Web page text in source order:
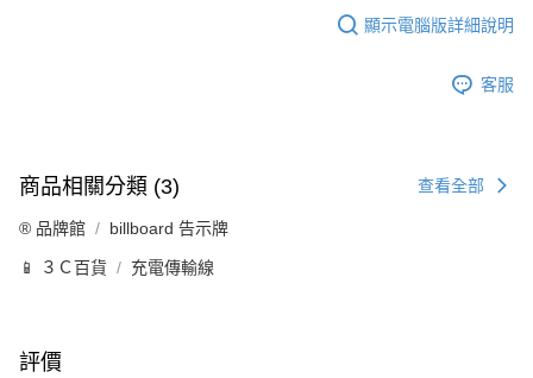
顯示電腦版詳細說明
客服
商品相關分類 (3) 查看全部
®️ 品牌館 billboard 告示牌
📱 ３Ｃ百貨 充電傳輸線
評價